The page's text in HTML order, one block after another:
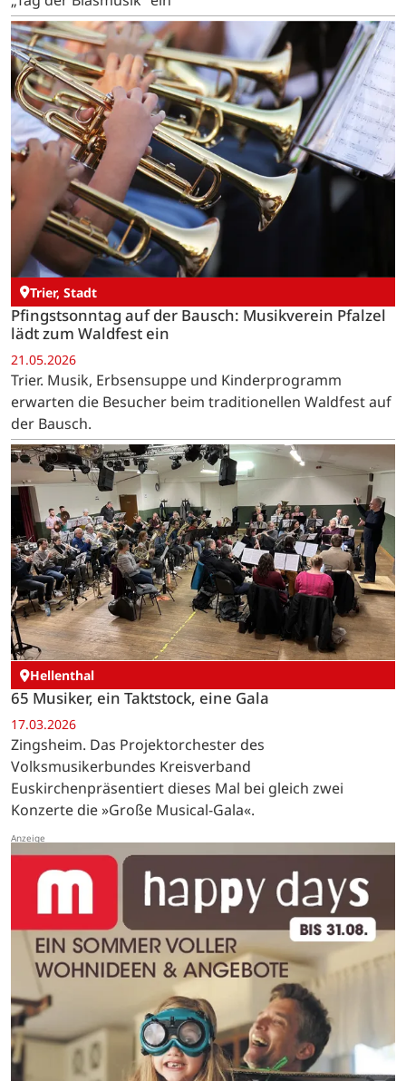
Trier, Stadt
Pfingstsonntag auf der Bausch: Musikverein Pfalzel
lädt zum Waldfest ein
21.05.2026
Trier. Musik, Erbsensuppe und Kinderprogramm
erwarten die Besucher beim traditionellen Waldfest auf
der Bausch.
Hellenthal
65 Musiker, ein Taktstock, eine Gala
17.03.2026
Zingsheim. Das Projektorchester des
Volksmusikerbundes Kreisverband
Euskirchenpräsentiert dieses Mal bei gleich zwei
Konzerte die »Große Musical-Gala«.